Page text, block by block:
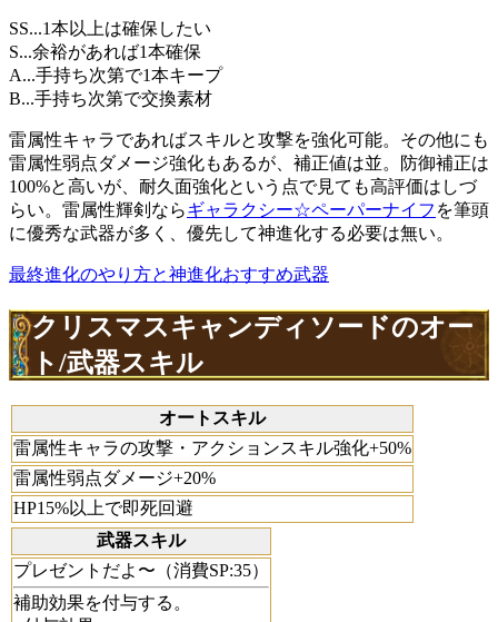
SS...1本以上は確保したい
S...余裕があれば1本確保
A...手持ち次第で1本キープ
B...手持ち次第で交換素材
雷属性キャラであればスキルと攻撃を強化可能。その他にも
雷属性弱点ダメージ強化もあるが、補正値は並。防御補正は
100%と高いが、耐久面強化という点で見ても高評価はしづ
らい。雷属性輝剣ならギャラクシー☆ペーパーナイフ を筆頭
に優秀な武器が多く、優先して神進化する必要は無い。
最終進化のやり方と神進化おすすめ武器
クリスマスキャンディソードのオー
ト/武器スキル
オートスキル
雷属性キャラの攻撃・アクションスキル強化+50%
雷属性弱点ダメージ+20%
HP15%以上で即死回避
武器スキル
プレゼントだよ〜（消費SP:35）
補助効果を付与する。